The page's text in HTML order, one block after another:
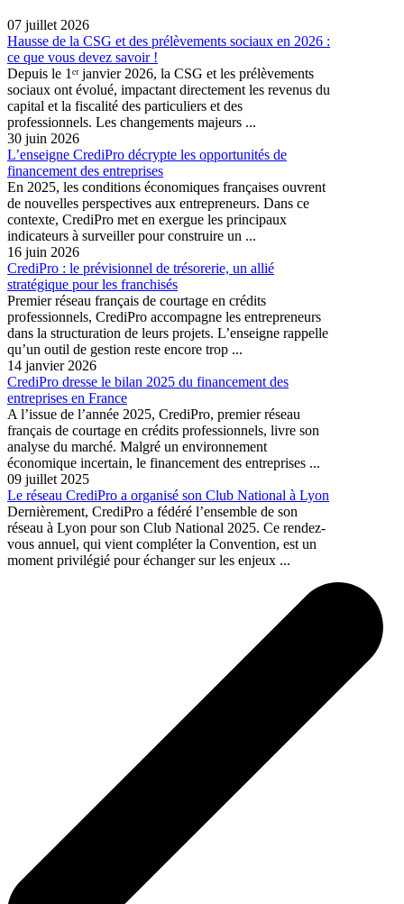
07 juillet 2026
Hausse de la CSG et des prélèvements sociaux en 2026 :
ce que vous devez savoir !
Depuis le 1ᵉʳ janvier 2026, la CSG et les prélèvements
sociaux ont évolué, impactant directement les revenus du
capital et la fiscalité des particuliers et des
professionnels. Les changements majeurs ...
30 juin 2026
L’enseigne CrediPro décrypte les opportunités de
financement des entreprises
En 2025, les conditions économiques françaises ouvrent
de nouvelles perspectives aux entrepreneurs. Dans ce
contexte, CrediPro met en exergue les principaux
indicateurs à surveiller pour construire un ...
16 juin 2026
CrediPro : le prévisionnel de trésorerie, un allié
stratégique pour les franchisés
Premier réseau français de courtage en crédits
professionnels, CrediPro accompagne les entrepreneurs
dans la structuration de leurs projets. L’enseigne rappelle
qu’un outil de gestion reste encore trop ...
14 janvier 2026
CrediPro dresse le bilan 2025 du financement des
entreprises en France
A l’issue de l’année 2025, CrediPro, premier réseau
français de courtage en crédits professionnels, livre son
analyse du marché. Malgré un environnement
économique incertain, le financement des entreprises ...
09 juillet 2025
Le réseau CrediPro a organisé son Club National à Lyon
Dernièrement, CrediPro a fédéré l’ensemble de son
réseau à Lyon pour son Club National 2025. Ce rendez-
vous annuel, qui vient compléter la Convention, est un
moment privilégié pour échanger sur les enjeux ...